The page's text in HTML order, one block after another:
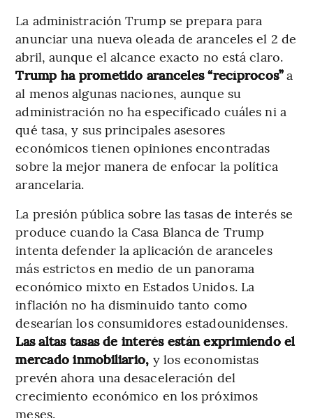
La administración Trump se prepara para
anunciar una nueva oleada de aranceles el 2 de
abril, aunque el alcance exacto no está claro.
Trump ha prometido aranceles “recíprocos”a
al menos algunas naciones, aunque su
administración no ha especificado cuáles ni a
qué tasa, y sus principales asesores
económicos tienen opiniones encontradas
sobre la mejor manera de enfocar la política
arancelaria.
La presión pública sobre las tasas de interés se
produce cuando la Casa Blanca de Trump
intenta defender la aplicación de aranceles
más estrictos en medio de un panorama
económico mixto en Estados Unidos. La
inflación no ha disminuido tanto como
desearían los consumidores estadounidenses.
Las altas tasasde interés están exprimiendo el
mercado inmobiliario, y los economistas
prevén ahora una desaceleración del
crecimiento económico en los próximos
meses.